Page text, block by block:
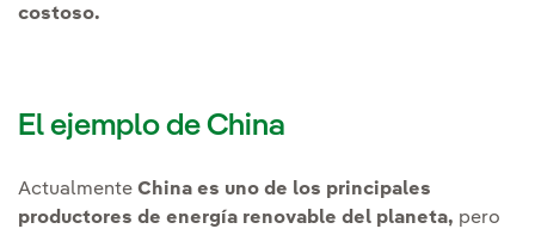
costoso.
El ejemplo de China
Actualmente China es uno de los principales
productores de energía renovable del planeta, pero